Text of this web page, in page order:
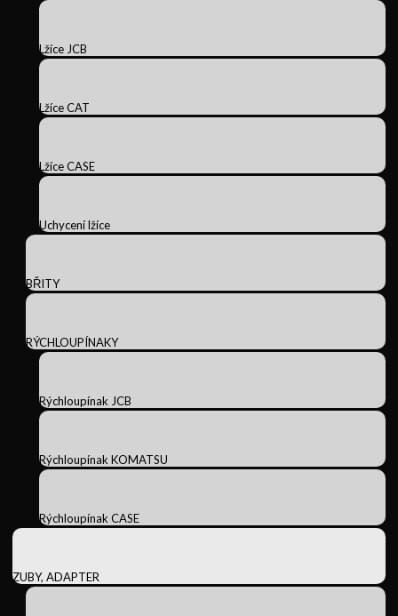
Lžíce JCB
Lžíce CAT
Lžíce CASE
Uchycení lžíce
BŘITY
RÝCHLOUPÍNAKY
Rýchloupínak JCB
Rýchloupínak KOMATSU
Rýchloupínak CASE
ZUBY, ADAPTER